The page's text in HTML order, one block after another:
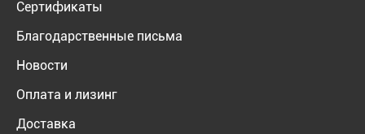
Сертификаты
Благодарственные письма
Новости
Оплата и лизинг
Доставка